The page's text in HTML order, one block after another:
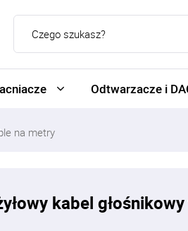
Odtwarzacze i
na metry
kabel